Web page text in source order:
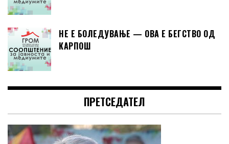
НЕ Е БОЛЕДУВАЊЕ — ОВА Е БЕГСТВО ОД
КАРПОШ
ПРЕТСЕДАТЕЛ